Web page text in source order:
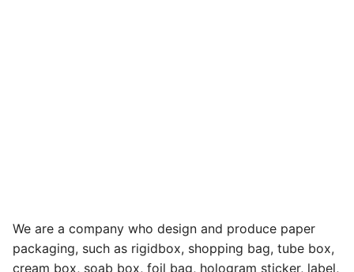
transportation systems, Thai postal companies and
private transportation.